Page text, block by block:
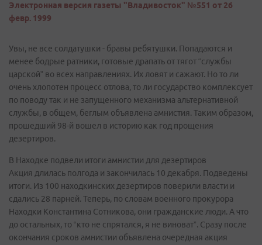
Электронная версия газеты "Владивосток" №551 от 26
февр. 1999
Увы, не все солдатушки - бравы ребятушки. Попадаются и
менее бодрые ратники, готовые драпать от тягот “службы
царской” во всех направлениях. Их ловят и сажают. Но то ли
очень хлопотен процесс отлова, то ли государство комплексует
по поводу так и не запущенного механизма альтернативной
службы, в общем, беглым объявлена амнистия. Таким образом,
прошедший 98-й вошел в историю как год прощения
дезертиров.
В Находке подвели итоги амнистии для дезертиров
Акция длилась полгода и закончилась 10 декабря. Подведены
итоги. Из 100 находкинских дезертиров поверили власти и
сдались 28 парней. Теперь, по словам военного прокурора
Находки Константина Сотникова, они гражданские люди. А что
до остальных, то “кто не спрятался, я не виноват”. Сразу после
окончания сроков амнистии объявлена очередная акция